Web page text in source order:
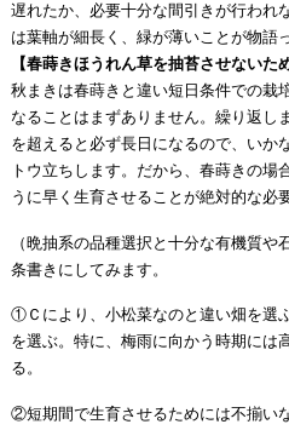
遅れたか、必要十分な間引きが行われ
は葉軸が細長く、緑が薄いことが物語
【春蒔きほうれん草を抽苔させないた
秋まきは春蒔きと違い短日条件での栽
なることはまずありません。繰り返し
を超えると必ず長日になるので、いか
トウ立ちします。だから、春蒔きの場
うに早く生育させることが絶対的な必
（晩抽系の品種選択と十分な有機質
条書きにしてみます。
①Ｃにより、小松菜なのと違い畑を選
を選ぶ。特に、梅雨に向かう時期には
る。
②短期間で生育させるためには不揃い